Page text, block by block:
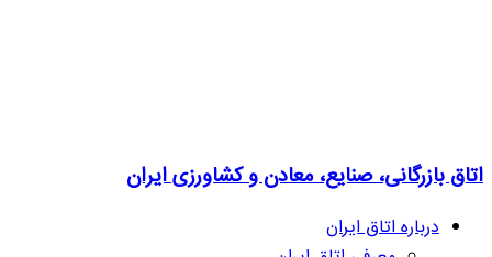
اتاق بازرگانی، صنایع، معادن و کشاورزی ایران
درباره اتاق ایران